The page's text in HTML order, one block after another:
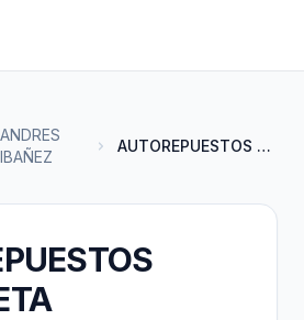
ANDRES
IBAÑEZ
AUTOREPUESTOS CHAQUETA